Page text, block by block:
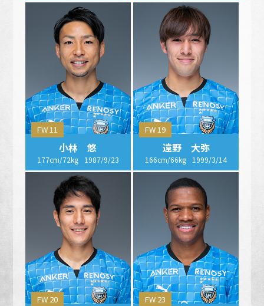
FW 11
小林 悠
177cm/72kg 1987/9/23
FW 19
遠野 大弥
166cm/66kg 1999/3/14
FW 20 FW 23